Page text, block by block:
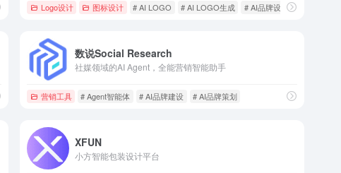
Logo设计 图标设计 # AI LOGO # AI LOGO生成 # AI品牌设计
数说Social Research
社媒领域的AI Agent，全能营销智能助手
营销工具 # Agent智能体 # AI品牌建设 # AI品牌策划
XFUN
小方智能包装设计平台